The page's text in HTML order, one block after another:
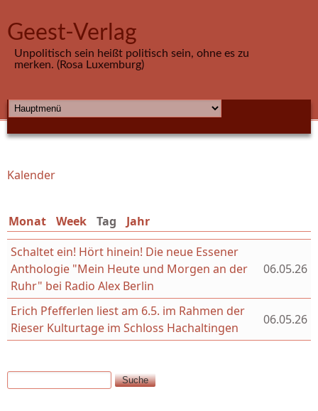
Geest-Verlag
Unpolitisch sein heißt politisch sein, ohne es zu
merken. (Rosa Luxemburg)
HAUPTMENÜ
Sie sind hier
Kalender
Monat Week Tag (aktiver Reiter)
Jahr
Schaltet ein! Hört hinein! Die neue Essener
Anthologie "Mein Heute und Morgen an der
Ruhr" bei Radio Alex Berlin
06.05.26
Erich Pfefferlen liest am 6.5. im Rahmen der
Rieser Kulturtage im Schloss Hachaltingen
06.05.26
Suchformular
Suche